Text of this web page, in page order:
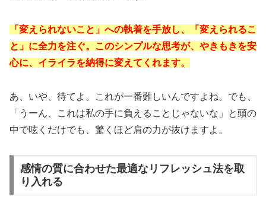
「変えられないこと」への執着を手放し、「変えられるこ
と」に全力を注ぐ。このシンプルな思考が、やきもきを安
心に、イライラを納得に変えてくれます。
あ、いや、待てよ。これが一番難しいんですよね。でも、
「うーん、これは私の手に負えることじゃないな」と頭の
中で呟くだけでも、驚くほど肩の力が抜けますよ。
感情の質に合わせた最適なリフレッシュ法を取
り入れる